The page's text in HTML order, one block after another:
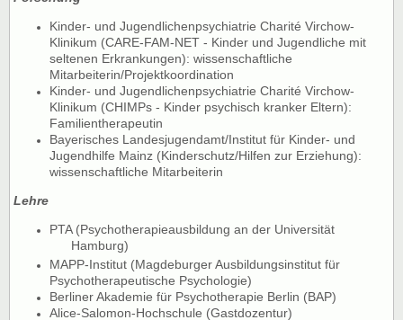
Kinder- und Jugendlichenpsychiatrie Charité Virchow-
Klinikum (CARE-FAM-NET - Kinder und Jugendliche mit
seltenen Erkrankungen): wissenschaftliche
Mitarbeiterin/Projektkoordination
Kinder- und Jugendlichenpsychiatrie Charité Virchow-
Klinikum (CHIMPs - Kinder psychisch kranker Eltern):
Familientherapeutin
Bayerisches Landesjugendamt/Institut für Kinder- und
Jugendhilfe Mainz (Kinderschutz/Hilfen zur Erziehung):
wissenschaftliche Mitarbeiterin
Lehre
PTA (Psychotherapieausbildung an der Universität
Hamburg)
MAPP-Institut (Magdeburger Ausbildungsinstitut für
Psychotherapeutische Psychologie)
Berliner Akademie für Psychotherapie Berlin (BAP)
Alice-Salomon-Hochschule (Gastdozentur)